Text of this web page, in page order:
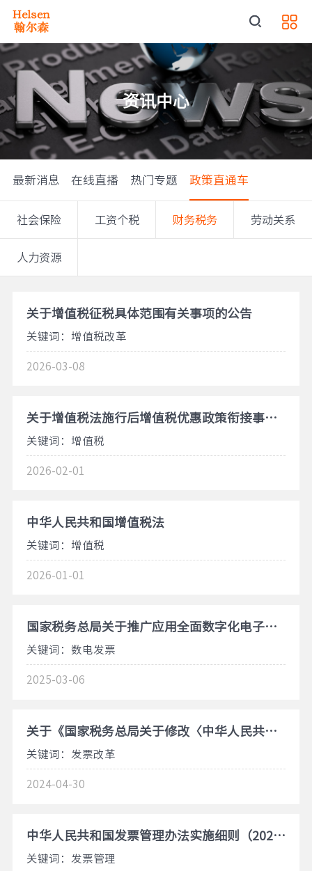
资讯中心
最新消息 在线直播 热门专题 政策直通车
社会保险 工资个税 财务税务 劳动关系
人力资源
关于增值税征税具体范围有关事项的公告
关键词：增值税改革
2026-03-08
​关于增值税法施行后增值税优惠政策衔接事项的公告
关键词：增值税
2026-02-01
中华人民共和国增值税法
关键词：增值税
2026-01-01
国家税务总局关于推广应用全面数字化电子发票的公告
关键词：数电发票
2025-03-06
关于《国家税务总局关于修改〈中华人民共和国发票管理办法实施细则〉的决定》的解读
关键词：发票改革
2024-04-30
中华人民共和国发票管理办法实施细则（2024年修订）
关键词：发票管理